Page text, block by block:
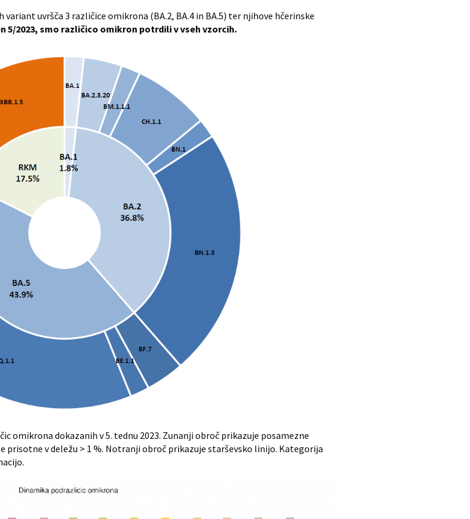
variant uvršča 3 različice omikrona (BA.2, BA.4 in BA.5) ter njihove hčerinske
5/2023, smo različico omikron potrdili v vseh vzorcih.
omikrona dokazanih v 5. tednu 2023. Zunanji obroč prikazuje posamezne
v deležu > 1 %. Notranji obroč prikazuje starševsko linijo. Kategorija